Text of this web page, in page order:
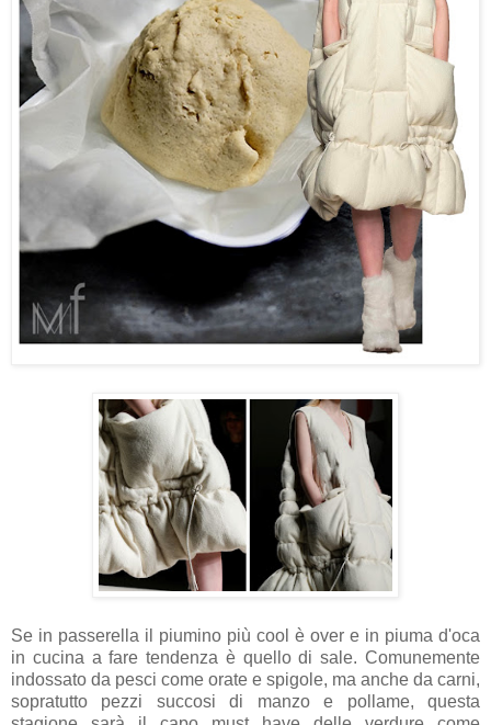
Se in passerella il piumino più cool è over e in piuma d'oca
in cucina a fare tendenza è quello di sale. Comunemente
indossato da pesci come orate e spigole, ma anche da carni,
sopratutto pezzi succosi di manzo e pollame, questa